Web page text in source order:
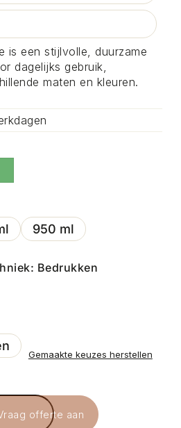
is een stijlvolle, duurzame
dagelijks gebruik,
maten en kleuren.
950 ml
Bedrukken
Gemaakte keuzes herstellen
offerte aan